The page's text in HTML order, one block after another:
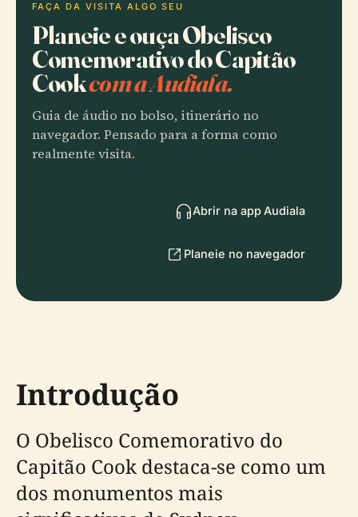
FAÇA DA VISITA ALGO SEU
Planeie e ouça Obelisco
Comemorativo do Capitão
Cookcom a Audiala.
Guia de áudio no bolso, itinerário no
navegador. Pensado para a forma como
realmente visita.
Abrir na app Audiala
Planeie no navegador
Introdução
O Obelisco Comemorativo do
Capitão Cook destaca-se como um
dos monumentos mais